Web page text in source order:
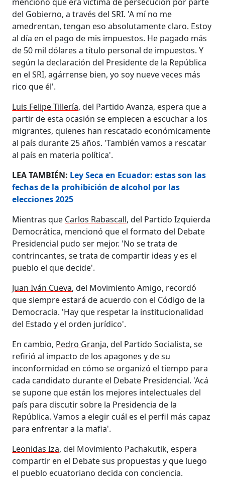
del Gobierno, a través del SRI. 'A mí no me
amedrentan, tengan eso absolutamente claro. Estoy
al día en el pago de mis impuestos. He pagado más
de 50 mil dólares a título personal de impuestos. Y
según la declaración del Presidente de la República
en el SRI, agárrense bien, yo soy nueve veces más
rico que él'.
Luis Felipe Tillería, del Partido Avanza, espera que a
partir de esta ocasión se empiecen a escuchar a los
migrantes, quienes han rescatado económicamente
al país durante 25 años. 'También vamos a rescatar
al país en materia política'.
LEA TAMBIÉN: Ley Seca en Ecuador: estas son las
fechas de la prohibición de alcohol por las
elecciones 2025
Mientras que Carlos Rabascall, del Partido Izquierda
Democrática, mencionó que el formato del Debate
Presidencial pudo ser mejor. 'No se trata de
contrincantes, se trata de compartir ideas y es el
pueblo el que decide'.
Juan Iván Cueva, del Movimiento Amigo, recordó
que siempre estará de acuerdo con el Código de la
Democracia. 'Hay que respetar la institucionalidad
del Estado y el orden jurídico'.
En cambio, Pedro Granja, del Partido Socialista, se
refirió al impacto de los apagones y de su
inconformidad en cómo se organizó el tiempo para
cada candidato durante el Debate Presidencial. 'Acá
se supone que están los mejores intelectuales del
país para discutir sobre la Presidencia de la
República. Vamos a elegir cuál es el perfil más capaz
para enfrentar a la mafia'.
Leonidas Iza, del Movimiento Pachakutik, espera
compartir en el Debate sus propuestas y que luego
el pueblo ecuatoriano decida con conciencia.